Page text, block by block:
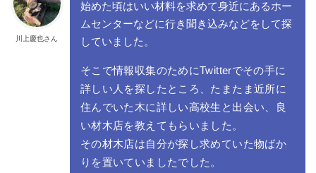
川上慶也さん
始めた頃はいい材料を求めて身近にあるホー
ムセンターなどに行き聞き込みなどをして探
していました。
そこで情報収集のためにTwitterでその手に
詳しい人を探したところ、たまたま近所に
住んでいた木に詳しい高校生と出会い、良
い材木店を教えてもらいました。
その材木店は自分が探し求めていた物ばか
りを置いていましたでした。